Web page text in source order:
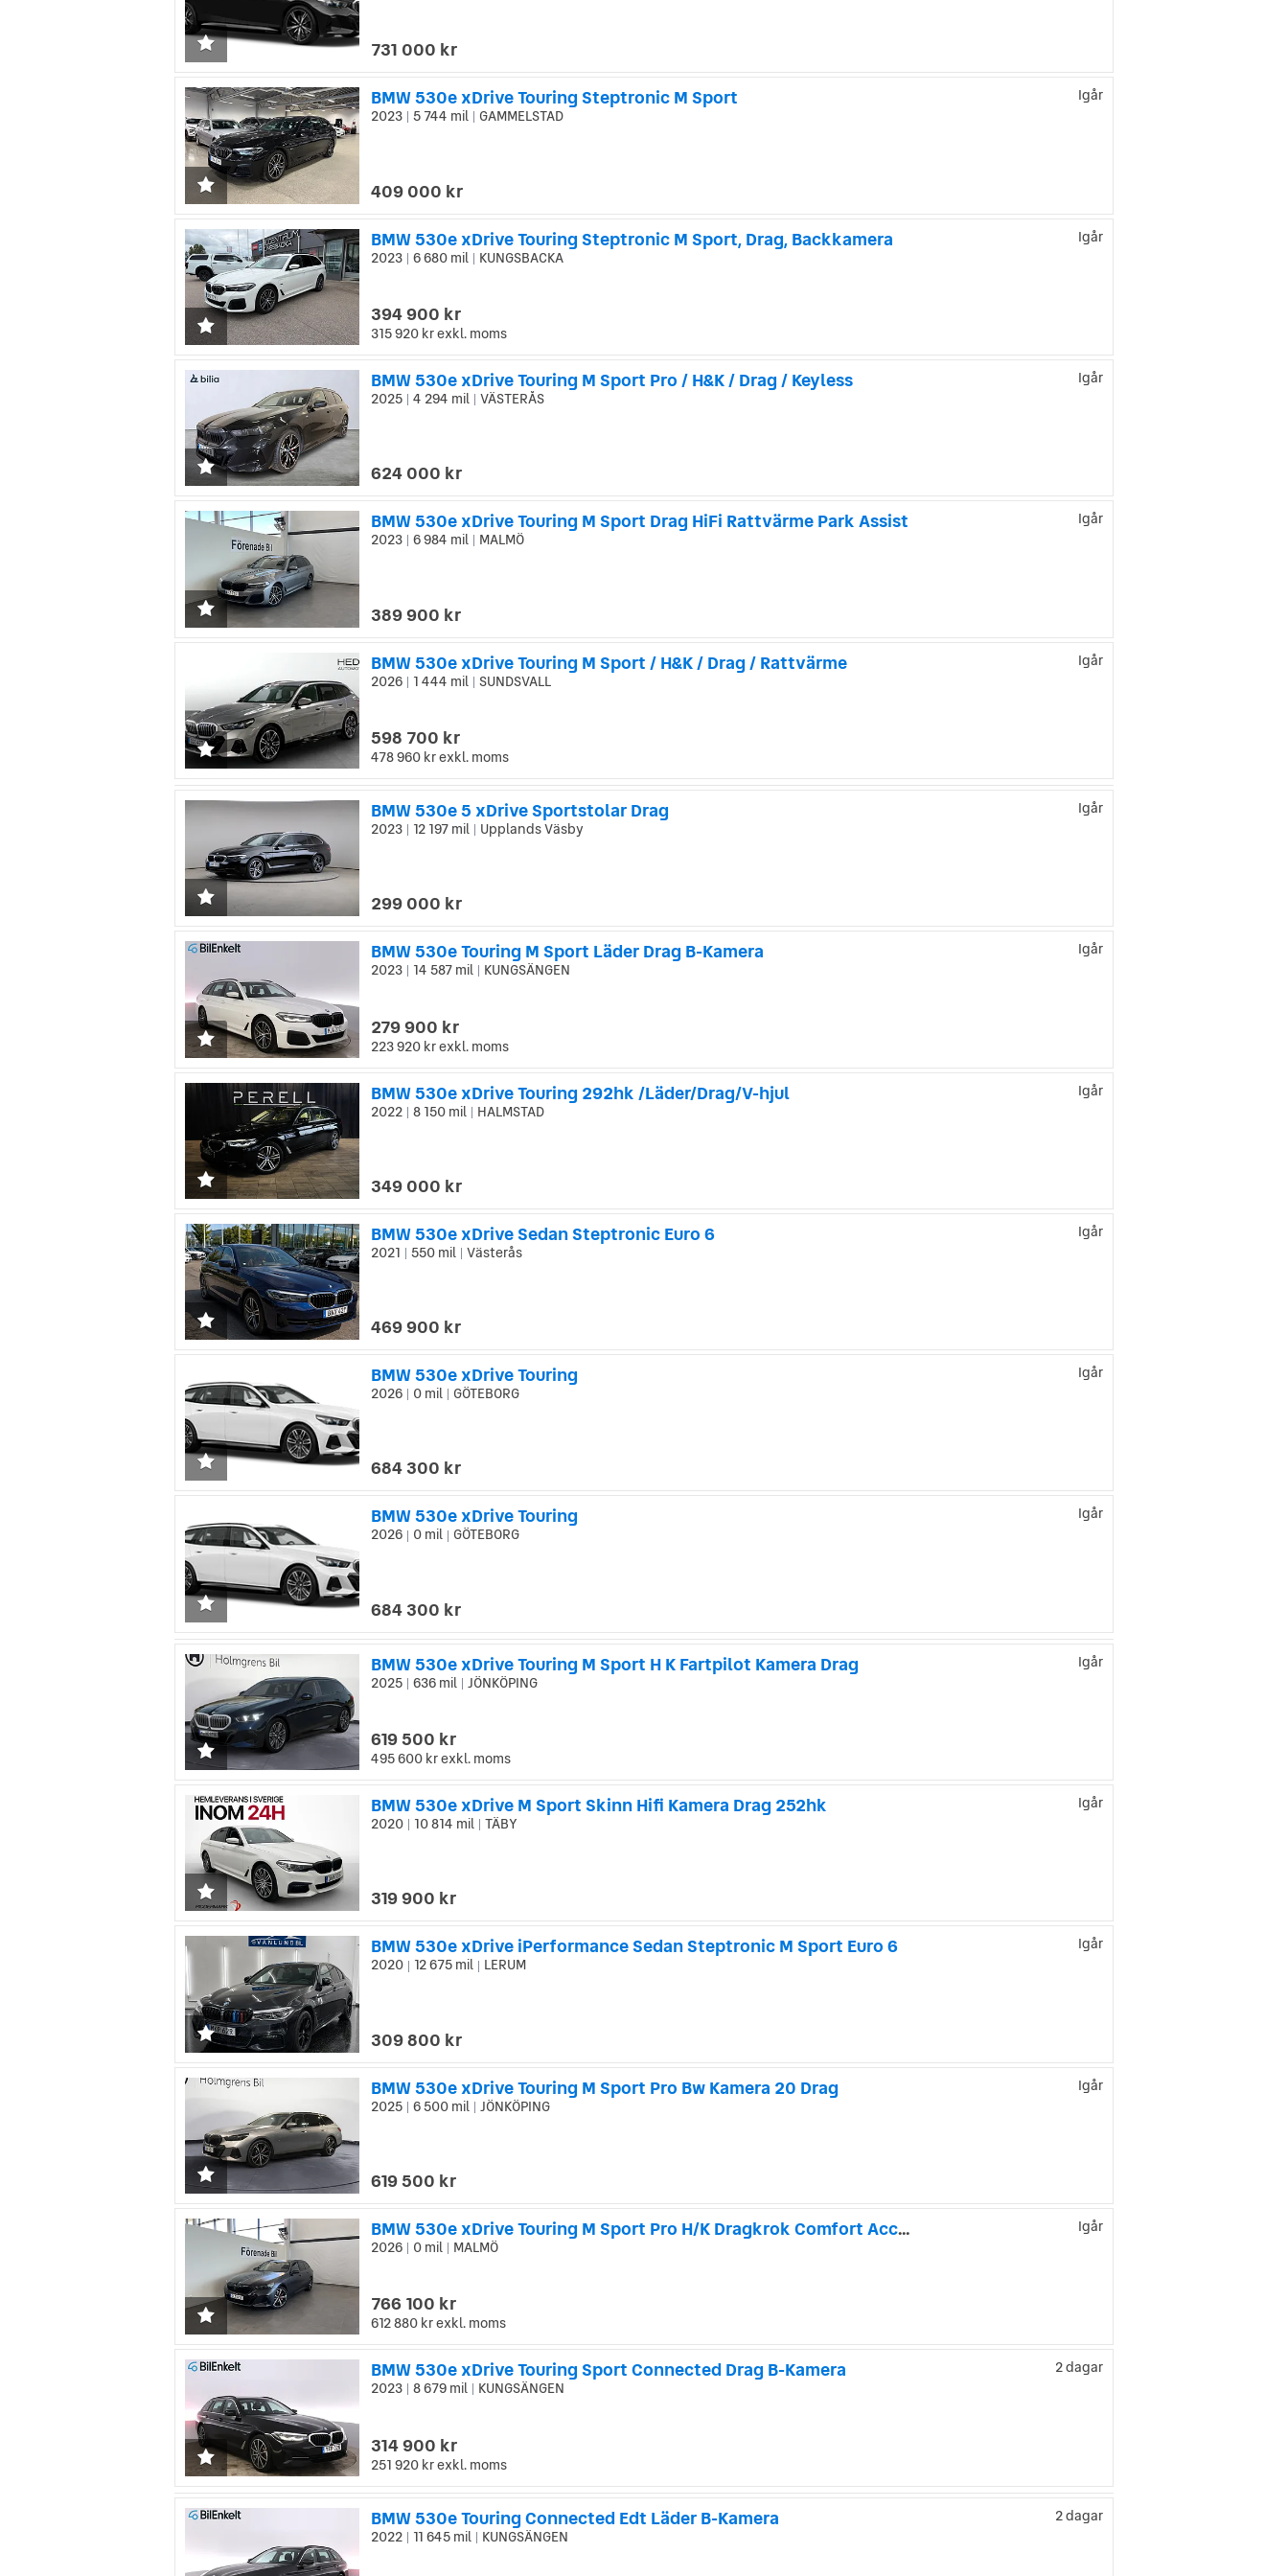
731 000 kr
BMW 530e xDrive Touring Steptronic M Sport
2023 5 744 mil GAMMELSTAD
Igår
409 000 kr
BMW 530e xDrive Touring Steptronic M Sport, Drag, Backkamera
2023 6 680 mil KUNGSBACKA
Igår
394 900 kr
315 920 krexkl. moms
BMW 530e xDrive Touring M Sport Pro / H&K / Drag / Keyless
2025 4 294 mil VÄSTERÅS
Igår
624 000 kr
BMW 530e xDrive Touring M Sport Drag HiFi Rattvärme Park Assist
2023 6 984 mil MALMÖ
Igår
389 900 kr
BMW 530e xDrive Touring M Sport / H&K / Drag / Rattvärme
2026 1 444 mil SUNDSVALL
Igår
598 700 kr
478 960 krexkl. moms
BMW 530e 5 xDrive Sportstolar Drag
2023 12 197 mil Upplands Väsby
Igår
299 000 kr
BMW 530e Touring M Sport Läder Drag B-Kamera
2023 14 587 mil KUNGSÄNGEN
Igår
279 900 kr
223 920 krexkl. moms
BMW 530e xDrive Touring 292hk /Läder/Drag/V-hjul
2022 8 150 mil HALMSTAD
Igår
349 000 kr
BMW 530e xDrive Sedan Steptronic Euro 6
2021 550 mil Västerås
Igår
469 900 kr
BMW 530e xDrive Touring
2026 0 mil GÖTEBORG
Igår
684 300 kr
BMW 530e xDrive Touring
2026 0 mil GÖTEBORG
Igår
684 300 kr
BMW 530e xDrive Touring M Sport H K Fartpilot Kamera Drag
2025 636 mil JÖNKÖPING
Igår
619 500 kr
495 600 krexkl. moms
BMW 530e xDrive M Sport Skinn Hifi Kamera Drag 252hk
2020 10 814 mil TÄBY
Igår
319 900 kr
BMW 530e xDrive iPerformance Sedan Steptronic M Sport Euro 6
2020 12 675 mil LERUM
Igår
309 800 kr
BMW 530e xDrive Touring M Sport Pro Bw Kamera 20 Drag
2025 6 500 mil JÖNKÖPING
Igår
619 500 kr
BMW 530e xDrive Touring M Sport Pro H/K Dragkrok Comfort Access
2026 0 mil MALMÖ
Igår
766 100 kr
612 880 krexkl. moms
BMW 530e xDrive Touring Sport Connected Drag B-Kamera
2023 8 679 mil KUNGSÄNGEN
2 dagar
314 900 kr
251 920 krexkl. moms
BMW 530e Touring Connected Edt Läder B-Kamera
2022 11 645 mil KUNGSÄNGEN
2 dagar